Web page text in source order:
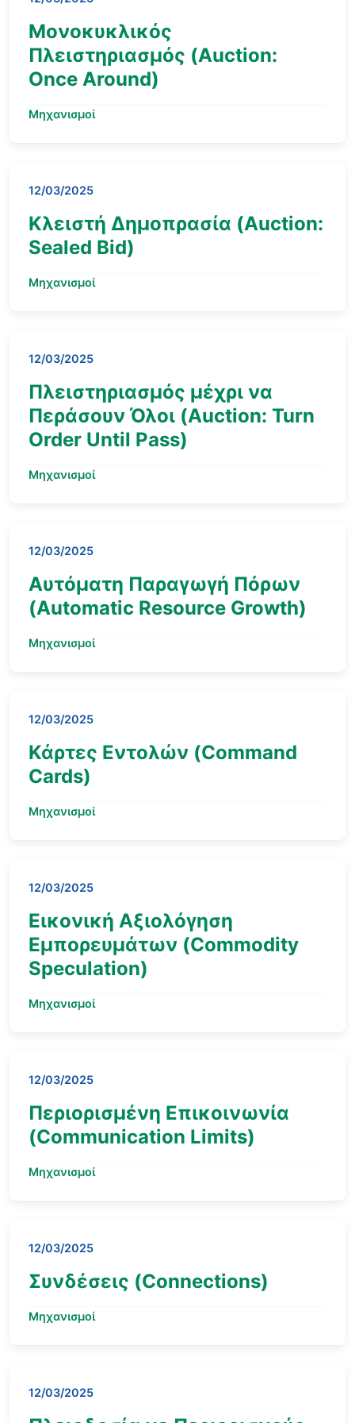
Μονοκυκλικός
Πλειστηριασμός (Auction:
Once Around)
Μηχανισμοί
12/03/2025
Κλειστή Δημοπρασία (Auction:
Sealed Bid)
Μηχανισμοί
12/03/2025
Πλειστηριασμός μέχρι να
Περάσουν Όλοι (Auction: Turn
Order Until Pass)
Μηχανισμοί
12/03/2025
Αυτόματη Παραγωγή Πόρων
(Automatic Resource Growth)
Μηχανισμοί
12/03/2025
Κάρτες Εντολών (Command
Cards)
Μηχανισμοί
12/03/2025
Εικονική Αξιολόγηση
Εμπορευμάτων (Commodity
Speculation)
Μηχανισμοί
12/03/2025
Περιορισμένη Επικοινωνία
(Communication Limits)
Μηχανισμοί
12/03/2025
Συνδέσεις (Connections)
Μηχανισμοί
12/03/2025